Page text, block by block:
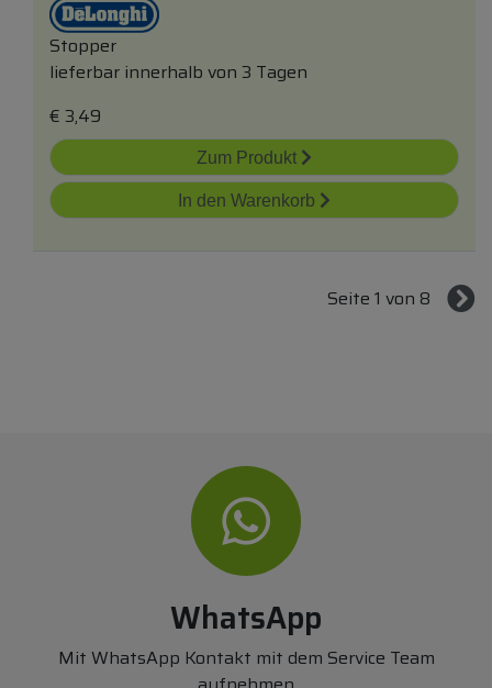
Stopper
lieferbar innerhalb von 3 Tagen
€ 3,49
Zum Produkt
In den Warenkorb
Seite 1 von 8
WhatsApp
Mit WhatsApp Kontakt mit dem Service Team